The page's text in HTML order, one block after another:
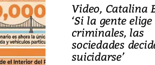
Video, Catalina
‘Si la gente elige
criminales, las
sociedades
suicidarse’